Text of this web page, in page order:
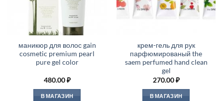
маникюр для волос gain
cosmetic premium pearl
pure gel color
480.00₽
В МАГАЗИН
крем-гель для рук
парфюмированый the
saem perfumed hand clean
gel
270.00₽
В МАГАЗИН